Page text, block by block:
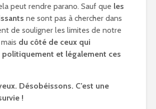
peut rendre parano. Sauf que les
ne sont pas à chercher dans
de souligner les limites de notre
du côté de ceux qui
politiquement et légalement ces
Désobéissons. C’est une
!